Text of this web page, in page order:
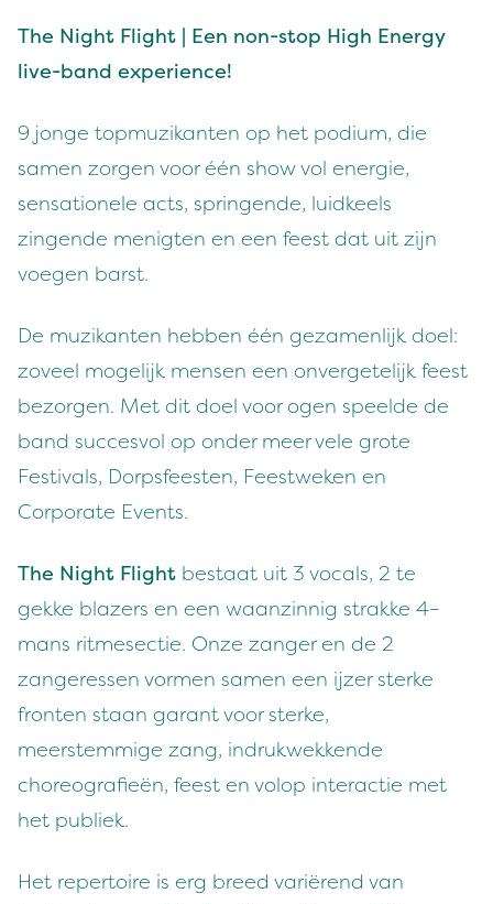
The Night Flight | Een non-stop High Energy
live-band experience!
9 jonge topmuzikanten op het podium, die
samen zorgen voor één show vol energie,
sensationele acts, springende, luidkeels
zingende menigten en een feest dat uit zijn
voegen barst.
De muzikanten hebben één gezamenlijk doel:
zoveel mogelijk mensen een onvergetelijk feest
bezorgen. Met dit doel voor ogen speelde de
band succesvol op onder meer vele grote
Festivals, Dorpsfeesten, Feestweken en
Corporate Events.
The Night Flight bestaat uit 3 vocals, 2 te
gekke blazers en een waanzinnig strakke 4–
mans ritmesectie. Onze zanger en de 2
zangeressen vormen samen een ijzer sterke
fronten staan garant voor sterke,
meerstemmige zang, indrukwekkende
choreografieën, feest en volop interactie met
het publiek.
Het repertoire is erg breed variërend van